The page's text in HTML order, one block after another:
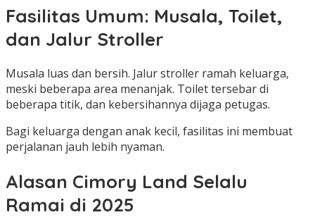
Fasilitas Umum: Musala, Toilet,
dan Jalur Stroller
Musala luas dan bersih. Jalur stroller ramah keluarga,
meski beberapa area menanjak. Toilet tersebar di
beberapa titik, dan kebersihannya dijaga petugas.
Bagi keluarga dengan anak kecil, fasilitas ini membuat
perjalanan jauh lebih nyaman.
Alasan Cimory Land Selalu
Ramai di 2025